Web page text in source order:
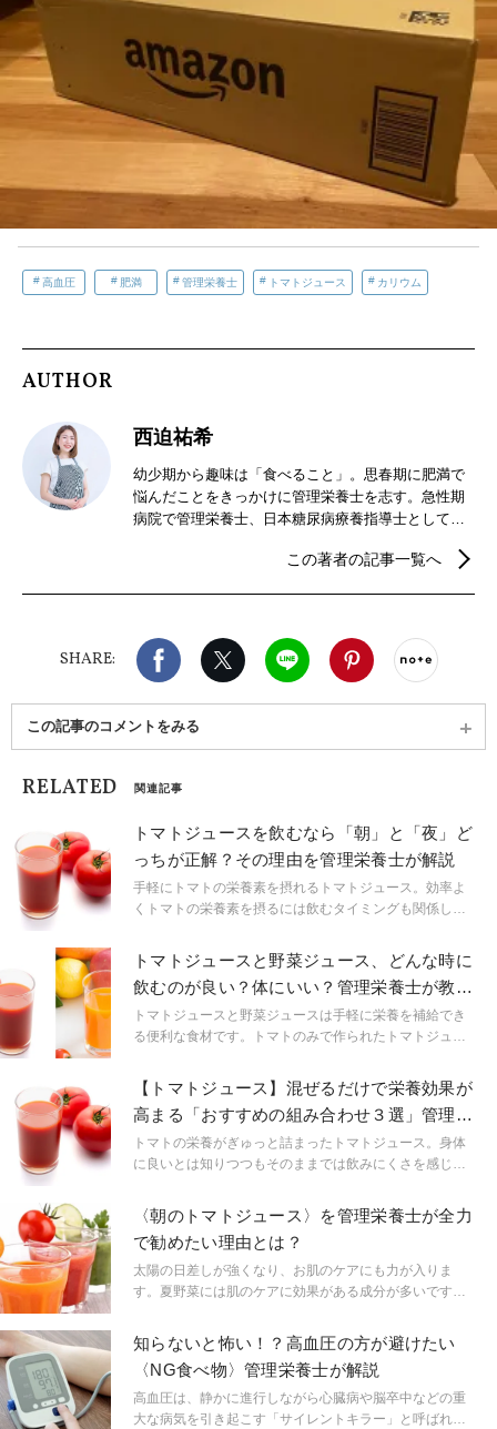
高血圧 肥満 管理栄養士 トマトジュース カリウム
AUTHOR
西迫祐希
幼少期から趣味は「食べること」。思春期に肥満で
悩んだことをきっかけに管理栄養士を志す。急性期
病院で管理栄養士、日本糖尿病療養指導士として栄
サポートチーム（NST）専任などを経験。独立後は
給食運営のサポート、レシピ監修、ライターなど幅
広い分野で活動している。
この著者の記事一覧へ
SHARE:
Facebook X（旧twitter）
LINE Pinterest
この記事のコメントをみる
RELATED 関連記事
トマトジュースを飲むなら「朝」と「夜」ど
っちが正解？その理由を管理栄養士が解説
手軽にトマトの栄養素を摂れるトマトジュース。効率よ
くトマトの栄養素を摂るには飲むタイミングも関係しま
事ではトマトジュースを飲むベストなタイミングと、そ
の理由を管理栄養士が解説します。
トマトジュースと野菜ジュース、どんな時に
飲むのが良い？体にいい？管理栄養士が教え
る飲み分け法
トマトジュースと野菜ジュースは手軽に栄養を補給でき
る便利な食材です。トマトのみで作られたトマトジュー
らがより健康に良いのでしょうか？栄養素の違いと使い
分け方を管理栄養士が解説します。
【トマトジュース】混ぜるだけで栄養効果が
高まる「おすすめの組み合わせ３選」管理栄
養士が提案
トマトの栄養がぎゅっと詰まったトマトジュース。身体
に良いとは知りつつもそのままでは飲みにくさを感じる
ュースと相性が良く、栄養価もアップする組み合わせを
ご紹介します。
〈朝のトマトジュース〉を管理栄養士が全力
で勧めたい理由とは？
太陽の日差しが強くなり、お肌のケアにも力が入りま
す。夏野菜には肌のケアに効果がある成分が多いです。
になるとトマトを利用した料理も多くなります。今回は
トマトの栄養素を効率よく摂取して、お肌のケアに役立
てる方法を管理栄養士が解説します。
知らないと怖い！？高血圧の方が避けたい
〈NG食べ物〉管理栄養士が解説
高血圧は、静かに進行しながら心臓病や脳卒中などの重
大な病気を引き起こす「サイレントキラー」と呼ばれて